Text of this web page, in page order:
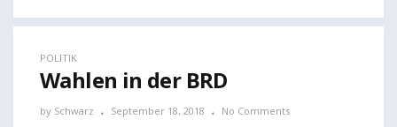
POLITIK
Wahlen in der BRD
by Schwarz September 18, 2018 No Comments